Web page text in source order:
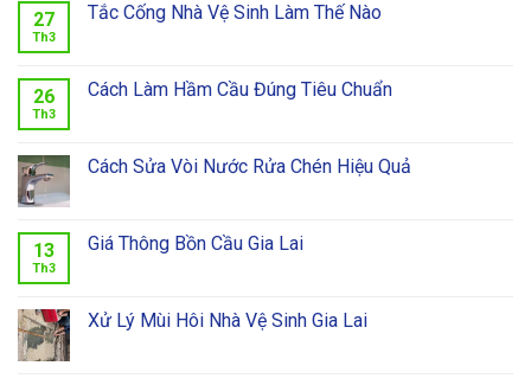
27
Th3
Tắc Cống Nhà Vệ Sinh Làm Thế Nào
26
Th3
Cách Làm Hầm Cầu Đúng Tiêu Chuẩn
Cách Sửa Vòi Nước Rửa Chén Hiệu Quả
13
Th3
Giá Thông Bồn Cầu Gia Lai
Xử Lý Mùi Hôi Nhà Vệ Sinh Gia Lai